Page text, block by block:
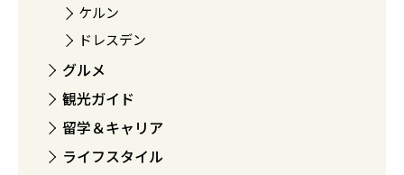
ケルン
ドレスデン
グルメ
観光ガイド
留学＆キャリア
ライフスタイル